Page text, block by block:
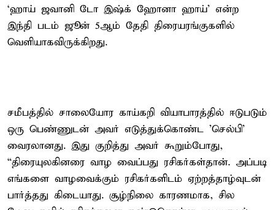
‘ஹாய் ஜவானி டோ இஷ்க் ஹோனா ஹாய்’ என்ற
இந்தி படம் ஜூன் 5ஆம் தேதி திரையரங்குகளில்
வெளியாகவிருக்கிறது.
சமீபத்தில் சாலையோர காய்கறி வியாபாரத்தில் ஈடுபடும்
ஒரு பெண்ணுடன் அவர் எடுத்துக்கொண்ட 'செல்பி'
வைரலானது. இது குறித்து அவர் கூறும்போது,
“திரையுலகினரை வாழ வைப்பது ரசிகர்கள்தான். அப்படி
எங்களை வாழவைக்கும் ரசிகர்களிடம் ஏற்றத்தாழ்வுடன்
பார்த்தது கிடையாது. சூழ்நிலை காரணமாக, சில